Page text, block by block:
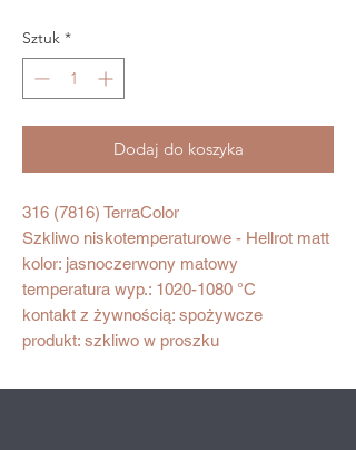
Sztuk *
Dodaj do koszyka
316 (7816) TerraColor
Szkliwo niskotemperaturowe - Hellrot matt
kolor: jasnoczerwony matowy
temperatura wyp.: 1020-1080 °C
kontakt z żywnością: spożywcze
produkt: szkliwo w proszku